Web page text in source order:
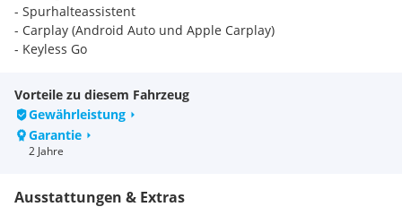
- Spurhalteassistent
- Carplay (Android Auto und Apple Carplay)
- Keyless Go
- Verkehrszeicheninformation
- uvm.
Für weitere Fragen wenden Sie sich bitte an:
Herrn Ferdin 0732 757066-17
Vorteile zu diesem Fahrzeug
Gewährleistung
Garantie
2 Jahre
Ausstattungen & Extras